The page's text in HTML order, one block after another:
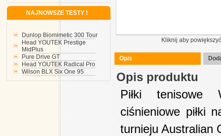
NAJNOWSZE TESTY !
Dunlop Biomimetic 300 Tour
Head YOUTEK Prestige
MidPlus
Pure Drive GT
Head YOUTEK Radical Pro
Wilson BLX Six One 95
Kliknij aby powiększyć
Opis
Opis produktu
Piłki tenisowe
ciśnieniowe piłki
turnieju Australian